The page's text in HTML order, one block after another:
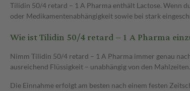
Tilidin 50/4 retard – 1 A Pharma enthält Lactose. Wenn
oder Medikamentenabhängigkeit sowie bei stark
Wie ist Tilidin 50/4 retard – 1 A Pharma
Nimm Tilidin 50/4 retard – 1 A Pharma immer genau
ausreichend Flüssigkeit – unabhängig von den
Die Einnahme erfolgt am besten nach einem festen